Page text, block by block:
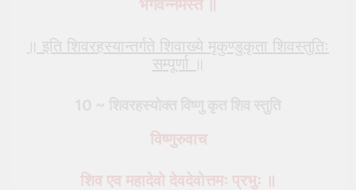
भगवन्नमस्ते ॥
॥ इति शिवरहस्यान्तर्गते शिवाख्ये मृकुण्डुकृता शिवस्तुतिः
सम्पूर्णा ॥
विष्णुरुवाच
शिव एव महादेवो देवदेवोत्तमः प्रभुः ॥